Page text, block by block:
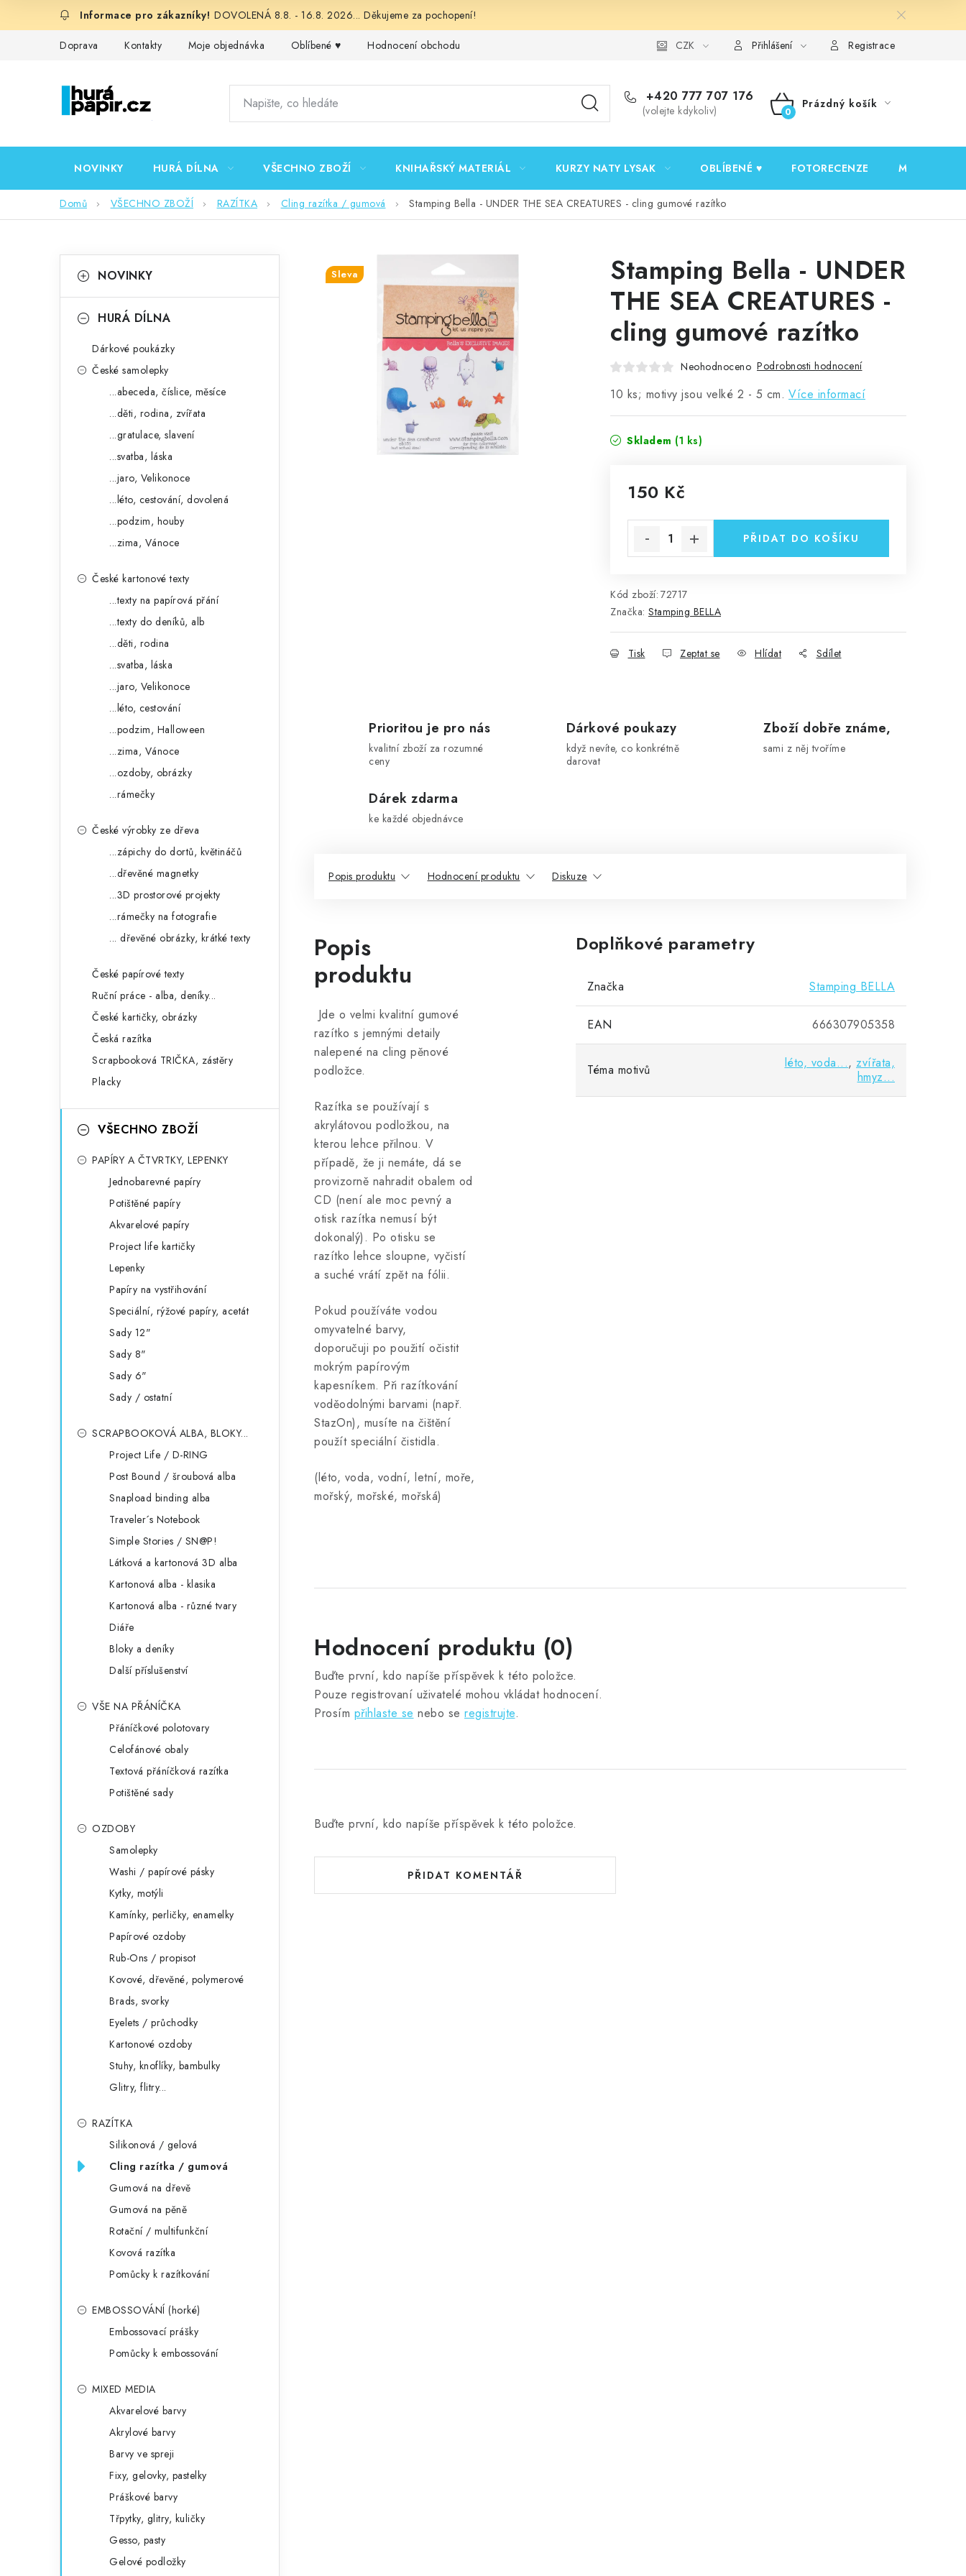
DOVOLENÁ 8.8. - 16.8. 2026... Děkujeme za pochopení!
Doprava Kontakty Moje objednávka Oblíbené ♥️ Hodnocení obchodu Podmínky ochrany osobních údajů Ověřování recenzí
CZK Přihlášení Registrace
+420 777 707 176
(volejte kdykoliv)
NÁKUPNÍ
Prázdný košík
NOVINKY HURÁ DÍLNA VŠECHNO ZBOŽÍ KNIHAŘSKÝ MATERIÁL KURZY NATY LYSAK OBLÍBENÉ ♥️ FOTORECENZE MOJE
Domů VŠECHNO ZBOŽÍ RAZÍTKA Cling razítka / gumová Stamping Bella - UNDER THE SEA CREATURES - cling gumové razítko
okategorie
a
NOVINKY
HURÁ DÍLNA
Dárkové poukázky
České samolepky
...abeceda, číslice, měsíce
...děti, rodina, zvířata
...gratulace, slavení
...svatba, láska
...jaro, Velikonoce
...léto, cestování, dovolená
...podzim, houby
...zima, Vánoce
České kartonové texty
...texty na papírová přání
...texty do deníků, alb
...děti, rodina
...svatba, láska
...jaro, Velikonoce
...léto, cestování
...podzim, Halloween
...zima, Vánoce
...ozdoby, obrázky
...rámečky
České výrobky ze dřeva
...zápichy do dortů, květináčů
...dřevěné magnetky
...3D prostorové projekty
...rámečky na fotografie
... dřevěné obrázky, krátké texty
České papírové texty
Ruční práce - alba, deníky...
České kartičky, obrázky
Česká razítka
Scrapbooková TRIČKA, zástěry
Placky
VŠECHNO ZBOŽÍ
PAPÍRY A ČTVRTKY, LEPENKY
Jednobarevné papíry
Potištěné papíry
Akvarelové papíry
Project life kartičky
Lepenky
Papíry na vystřihování
Speciální, rýžové papíry, acetát
Sady 12"
Sady 8"
Sady 6"
Sady / ostatní
SCRAPBOOKOVÁ ALBA, BLOKY...
Project Life / D-RING
Post Bound / šroubová alba
Snapload binding alba
Traveler´s Notebook
Simple Stories / SN@P!
Látková a kartonová 3D alba
Kartonová alba - klasika
Kartonová alba - různé tvary
Diáře
Bloky a deníky
Další příslušenství
VŠE NA PŘÁNÍČKA
Přáníčkové polotovary
Celofánové obaly
Textová přáníčková razítka
Potištěné sady
OZDOBY
Samolepky
Washi / papírové pásky
Kytky, motýli
Kamínky, perličky, enamelky
Papírové ozdoby
Rub-Ons / propisot
Kovové, dřevěné, polymerové
Brads, svorky
Eyelets / průchodky
Kartonové ozdoby
Stuhy, knoflíky, bambulky
Glitry, flitry...
RAZÍTKA
Silikonová / gelová
Cling razítka / gumová
Gumová na dřevě
Gumová na pěně
Rotační / multifunkční
Kovová razítka
Pomůcky k razítkování
EMBOSSOVÁNÍ (horké)
Embossovací prášky
Pomůcky k embossování
MIXED MEDIA
Akvarelové barvy
Akrylové barvy
Barvy ve spreji
Fixy, gelovky, pastelky
Práškové barvy
Třpytky, glitry, kuličky
Gesso, pasty
Gelové podložky
Stamping Bella - UNDER
THE SEA CREATURES -
cling gumové razítko
Neohodnoceno Podrobnosti hodnocení
10 ks; motivy jsou velké 2 - 5 cm. Více informací
Skladem (1 ks)
150 Kč
PŘIDAT DO KOŠÍKU
Kód zboží: 72717
Značka: Stamping BELLA
Tisk Zeptat se Hlídat Sdílet
Sleva
Prioritou je pro nás
kvalitní zboží za rozumné
ceny
Dárkové poukazy
když nevíte, co konkrétně
darovat
Zboží dobře známe,
sami z něj tvoříme
Dárek zdarma
ke každé objednávce
Popis produktu Hodnocení produktu Diskuze
Popis
produktu
Jde o velmi kvalitní gumové
razítko s jemnými detaily
nalepené na cling pěnové
podložce.
Razítka se používají s
akrylátovou podložkou, na
kterou lehce přilnou. V
případě, že ji nemáte, dá se
provizorně nahradit obalem od
CD (není ale moc pevný a
otisk razítka nemusí být
dokonalý). Po otisku se
razítko lehce sloupne, vyčistí
a suché vrátí zpět na fólii.
Pokud používáte vodou
omyvatelné barvy,
doporučuji po použití očistit
mokrým papírovým
kapesníkem. Při razítkování
voděodolnými barvami (např.
StazOn), musíte na čištění
použít speciální čistidla.
(léto, voda, vodní, letní, moře,
mořský, mořské, mořská)
Doplňkové parametry
Značka Stamping BELLA
EAN 666307905358
Téma motivů léto, voda..., zvířata,
hmyz...
Hodnocení produktu (0)
Buďte první, kdo napíše příspěvek k této položce.
Pouze registrovaní uživatelé mohou vkládat hodnocení.
Prosím přihlaste se nebo se registrujte.
Buďte první, kdo napíše příspěvek k této položce.
PŘIDAT KOMENTÁŘ